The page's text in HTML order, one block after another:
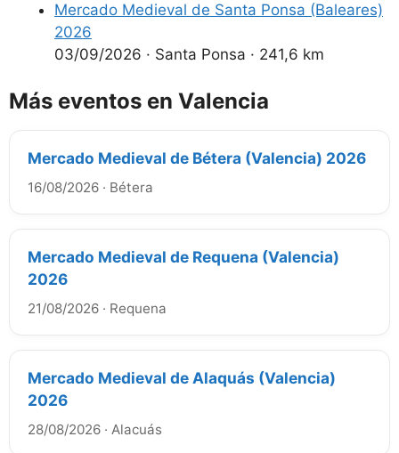
Mercado Medieval de Santa Ponsa (Baleares)
2026
03/09/2026 · Santa Ponsa · 241,6 km
Más eventos en Valencia
Mercado Medieval de Bétera (Valencia) 2026
16/08/2026 · Bétera
Mercado Medieval de Requena (Valencia)
2026
21/08/2026 · Requena
Mercado Medieval de Alaquás (Valencia)
2026
28/08/2026 · Alacuás